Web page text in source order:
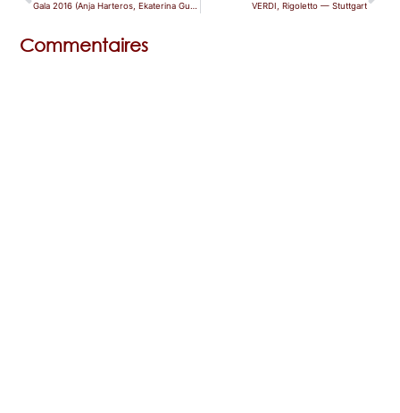
VERDI, Rigoletto — Stuttgart
Commentaires